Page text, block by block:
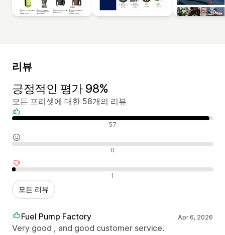
리뷰
긍정적인 평가 98%
모든 프리셋에 대한 58개의 리뷰
긍정적인 리뷰 57
중립적인 리뷰 0
부정적인 리뷰 1
모든 리뷰
Fuel Pump Factory Apr 6, 2026
Very good , and good customer service.